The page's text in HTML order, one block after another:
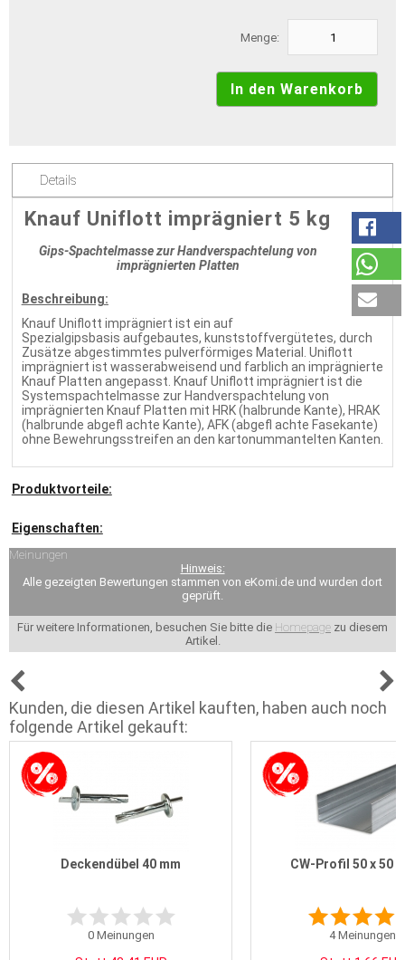
Menge:
Details
Knauf Uniflott imprägniert 5 kg
Gips-Spachtelmasse zur Handverspachtelung von
imprägnierten Platten
Beschreibung:
Knauf Uniflott imprägniert ist ein auf
Spezialgipsbasis aufgebautes, kunststoffvergütetes, durch
Zusätze abgestimmtes pulverförmiges Material. Uniflott
imprägniert ist wasserabweisend und farblich an imprägnierte
Knauf Platten angepasst. Knauf Uniflott imprägniert ist die
Systemspachtelmasse zur Handverspachtelung von
imprägnierten Knauf Platten mit HRK (halbrunde Kante), HRAK
(halbrunde abgefl achte Kante), AFK (abgefl achte Fasekante)
ohne Bewehrungsstreifen an den kartonummantelten Kanten.
Produktvorteile:
Eigenschaften:
Meinungen
Hinweis:
Alle gezeigten Bewertungen stammen von eKomi.de und wurden dort
geprüft.
Für weitere Informationen, besuchen Sie bitte die Homepage zu diesem
Artikel.
Kunden, die diesen Artikel kauften, haben auch noch
folgende Artikel gekauft:
Deckendübel 40 mm
0Meinungen
CW-Profil 50 x 50
4Meinungen